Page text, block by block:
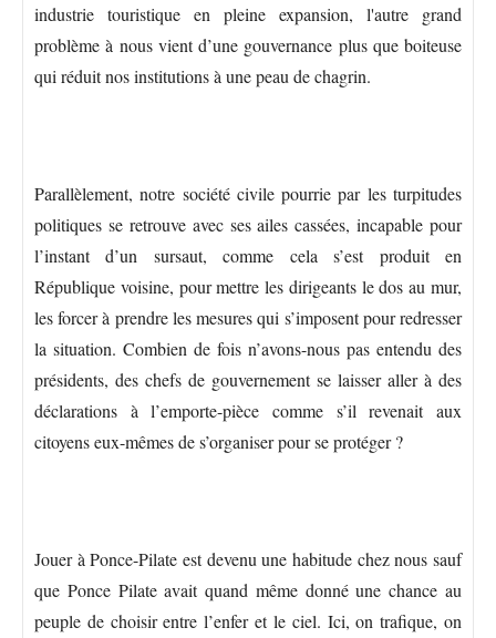
industrie touristique en pleine expansion, l'autre grand
problème à nous vient d’une gouvernance plus que boiteuse
qui réduit nos institutions à une peau de chagrin.
Parallèlement, notre société civile pourrie par les turpitudes
politiques se retrouve avec ses ailes cassées, incapable pour
l’instant d’un sursaut, comme cela s’est produit en
République voisine, pour mettre les dirigeants le dos au mur,
les forcer à prendre les mesures qui s’imposent pour redresser
la situation. Combien de fois n’avons-nous pas entendu des
présidents, des chefs de gouvernement se laisser aller à des
déclarations à l’emporte-pièce comme s’il revenait aux
citoyens eux-mêmes de s’organiser pour se protéger ?
Jouer à Ponce-Pilate est devenu une habitude chez nous sauf
que Ponce Pilate avait quand même donné une chance au
peuple de choisir entre l’enfer et le ciel. Ici, on trafique, on